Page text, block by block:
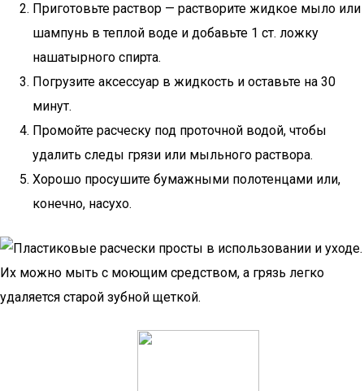
Приготовьте раствор — растворите жидкое мыло или
шампунь в теплой воде и добавьте 1 ст. ложку
нашатырного спирта.
Погрузите аксессуар в жидкость и оставьте на 30
минут.
Промойте расческу под проточной водой, чтобы
удалить следы грязи или мыльного раствора.
Хорошо просушите бумажными полотенцами или,
конечно, насухо.